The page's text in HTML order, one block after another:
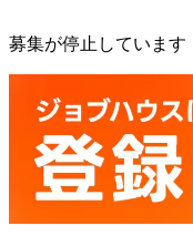
募集が停止しています